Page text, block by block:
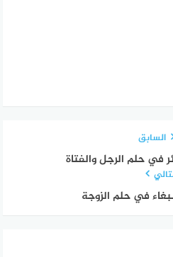
السابق
في حلم الرجل والفتاة
في حلم الزوجة